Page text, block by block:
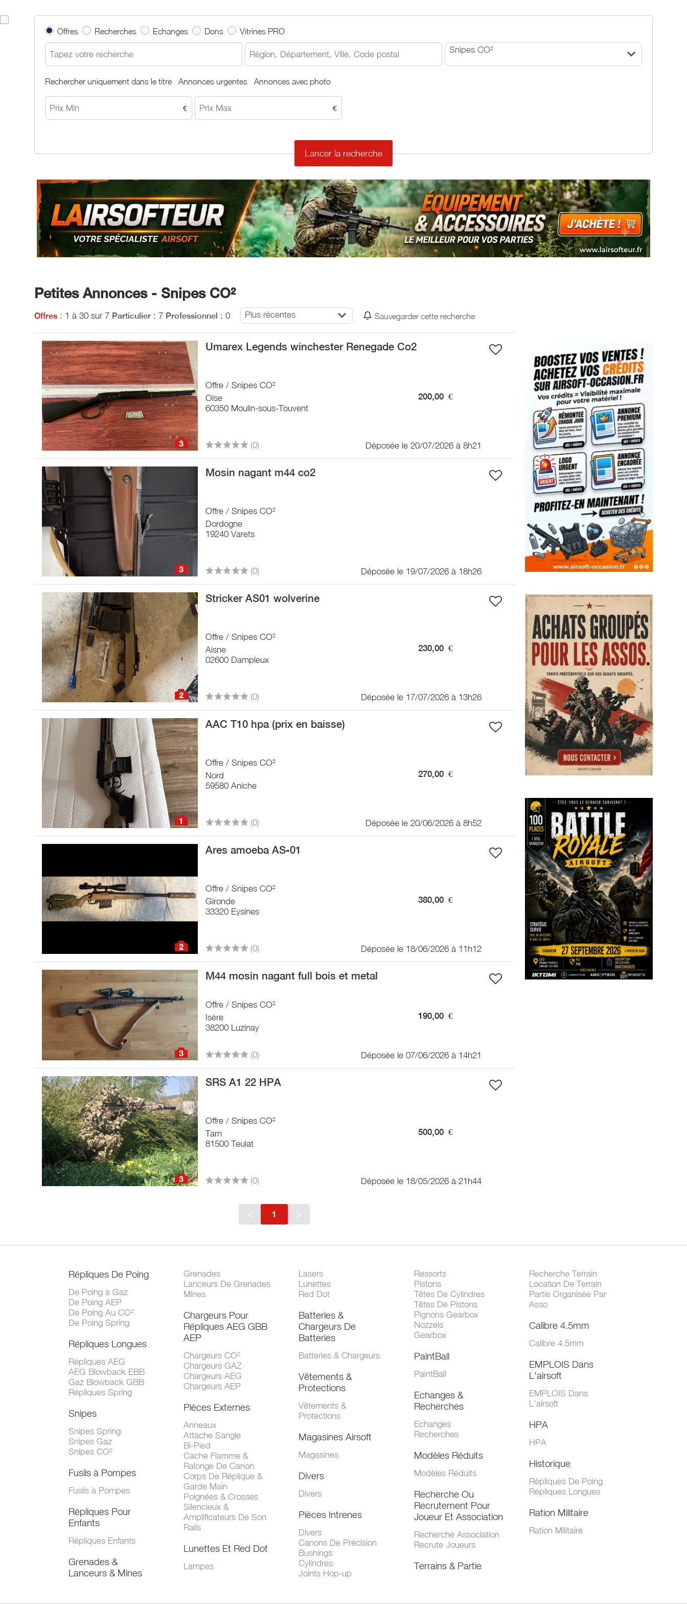
Offres Recherches Echanges Dons Vitrines PRO
Snipes CO²
Rechercher uniquement dans le titre Annonces urgentes Annonces avec photo
€ €
Petites Annonces - Snipes CO²
Offres : 1 à 30 sur 7 Particulier : 7 Professionnel : 0 Plus récentes Sauvegarder cette recherche
3
Umarex Legends winchester Renegade Co2
Offre / Snipes CO²
Oise
60350 Moulin-sous-Touvent
200,00 €
(0) Déposée le 20/07/2026 à 8h21
3
Mosin nagant m44 co2
Offre / Snipes CO²
Dordogne
19240 Varets
(0) Déposée le 19/07/2026 à 18h26
2
Stricker AS01 wolverine
Offre / Snipes CO²
Aisne
02600 Dampleux
230,00 €
(0) Déposée le 17/07/2026 à 13h26
1
AAC T10 hpa (prix en baisse)
Offre / Snipes CO²
Nord
59580 Aniche
270,00 €
(0) Déposée le 20/06/2026 à 8h52
2
Ares amoeba AS-01
Offre / Snipes CO²
Gironde
33320 Eysines
380,00 €
(0) Déposée le 18/06/2026 à 11h12
3
M44 mosin nagant full bois et metal
Offre / Snipes CO²
Isère
38200 Luzinay
190,00 €
(0) Déposée le 07/06/2026 à 14h21
3
SRS A1 22 HPA
Offre / Snipes CO²
Tarn
81500 Teulat
500,00 €
(0) Déposée le 18/05/2026 à 21h44
< 1 >
Répliques De Poing
De Poing à Gaz
De Poing AEP
De Poing Au CO²
De Poing Spring
Répliques Longues
Répliques AEG
AEG Blowback EBB
Gaz Blowback GBB
Répliques Spring
Snipes
Snipes Spring
Snipes Gaz
Snipes CO²
Fusils à Pompes
Fusils à Pompes
Répliques Pour
Enfants
Répliques Enfants
Grenades &
Lanceurs & Mines
Grenades
Lanceurs De Grenades
Mines
Chargeurs Pour
Répliques AEG GBB
AEP
Chargeurs CO²
Chargeurs GAZ
Chargeurs AEG
Chargeurs AEP
Pièces Externes
Anneaux
Attache Sangle
Bi-Pied
Cache Flamme &
Ralonge De Canon
Corps De Réplique &
Garde Main
Poignées & Crosses
Silencieux &
Amplificateurs De Son
Rails
Lunettes Et Red Dot
Lampes
Lasers
Lunettes
Red Dot
Batteries &
Chargeurs De
Batteries
Batteries & Chargeurs
Vêtements &
Protections
Vêtements &
Protections
Magasines Airsoft
Magasines
Divers
Divers
Pièces Intrenes
Divers
Canons De Précision
Bushings
Cylindres
Joints Hop-up
Ressorts
Pistons
Têtes De Cylindres
Têtes De Pistons
Pignons Gearbox
Nozzels
Gearbox
PaintBall
PaintBall
Echanges &
Recherches
Echanges
Recherches
Modèles Réduits
Modèles Réduits
Recherche Ou
Recrutement Pour
Joueur Et Association
Recherche Association
Recrute Joueurs
Terrains & Partie
Recherche Terrain
Location De Terrain
Partie Organisée Par
Asso
Calibre 4.5mm
Calibre 4.5mm
EMPLOIS Dans
L'airsoft
EMPLOIS Dans
L'airsoft
HPA
HPA
Historique
Répliques De Poing
Répliques Longues
Ration Militaire
Ration Militaire